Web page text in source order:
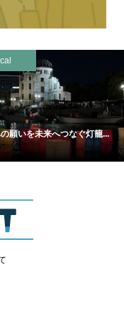
願いを未来へつなぐ灯籠...